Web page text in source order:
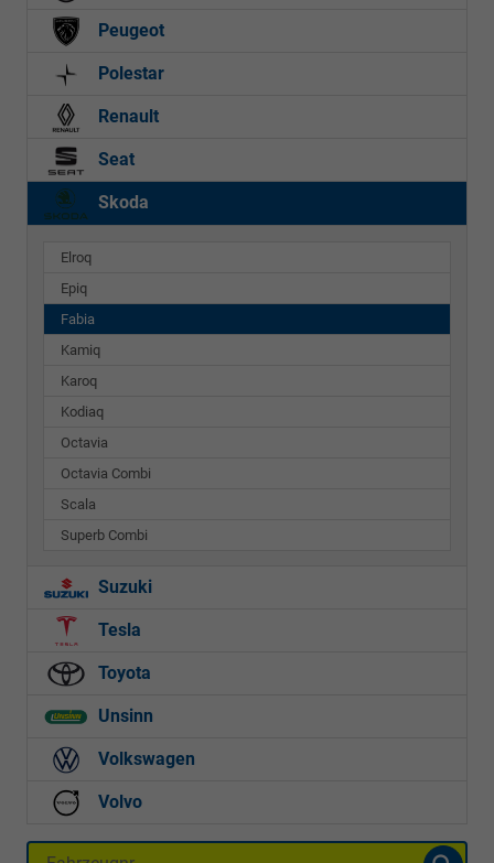
Peugeot
Polestar
Renault
Seat
Skoda
Elroq
Epiq
Fabia
Kamiq
Karoq
Kodiaq
Octavia
Octavia Combi
Scala
Superb Combi
Suzuki
Tesla
Toyota
Unsinn
Volkswagen
Volvo
Fahrzeugnr.